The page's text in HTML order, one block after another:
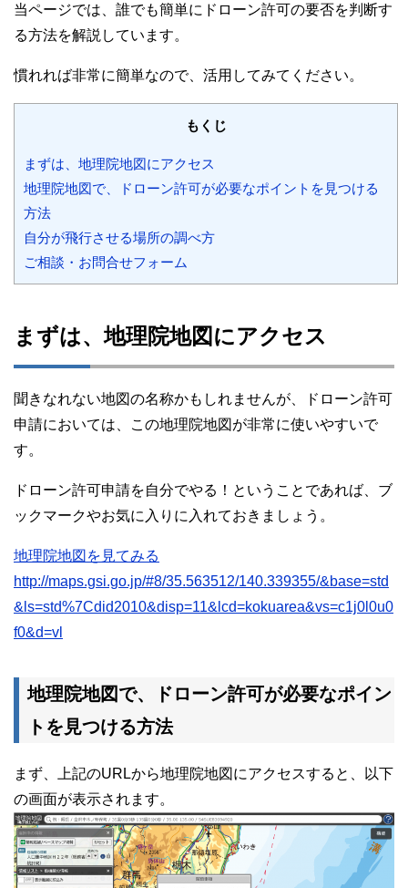
当ページでは、誰でも簡単にドローン許可の要否を判断す
る方法を解説しています。
慣れれば非常に簡単なので、活用してみてください。
もくじ
まずは、地理院地図にアクセス
地理院地図で、ドローン許可が必要なポイントを見つける
方法
自分が飛行させる場所の調べ方
ご相談・お問合せフォーム
まずは、地理院地図にアクセス
聞きなれない地図の名称かもしれませんが、ドローン許可
申請においては、この地理院地図が非常に使いやすいで
す。
ドローン許可申請を自分でやる！ということであれば、ブ
ックマークやお気に入りに入れておきましょう。
地理院地図を見てみる
http://maps.gsi.go.jp/#8/35.563512/140.339355/&base=std
&ls=std%7Cdid2010&disp=11&lcd=kokuarea&vs=c1j0l0u0
f0&d=vl
地理院地図で、ドローン許可が必要なポイン
トを見つける方法
まず、上記のURLから地理院地図にアクセスすると、以下
の画面が表示されます。